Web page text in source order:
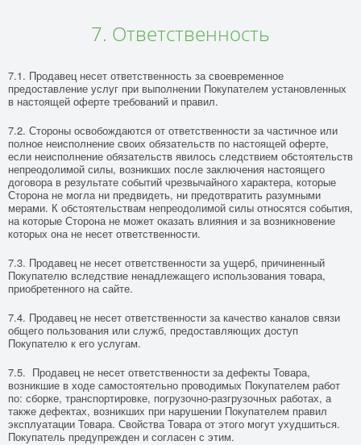
7. Ответственность
7.1. Продавец несет ответственность за своевременное
предоставление услуг при выполнении Покупателем установленных
в настоящей оферте требований и правил.
7.2. Стороны освобождаются от ответственности за частичное или
полное неисполнение своих обязательств по настоящей оферте,
если неисполнение обязательств явилось следствием обстоятельств
непреодолимой силы, возникших после заключения настоящего
договора в результате событий чрезвычайного характера, которые
Сторона не могла ни предвидеть, ни предотвратить разумными
мерами. К обстоятельствам непреодолимой силы относятся события,
на которые Сторона не может оказать влияния и за возникновение
которых она не несет ответственности.
7.3. Продавец не несет ответственности за ущерб, причиненный
Покупателю вследствие ненадлежащего использования товара,
приобретенного на сайте.
7.4. Продавец не несет ответственности за качество каналов связи
общего пользования или служб, предоставляющих доступ
Покупателю к его услугам.
7.5. Продавец не несет ответственности за дефекты Товара,
возникшие в ходе самостоятельно проводимых Покупателем работ
по: сборке, транспортировке, погрузочно-разгрузочных работах, а
также дефектах, возникших при нарушении Покупателем правил
эксплуатации Товара. Свойства Товара от этого могут ухудшиться.
Покупатель предупрежден и согласен с этим.